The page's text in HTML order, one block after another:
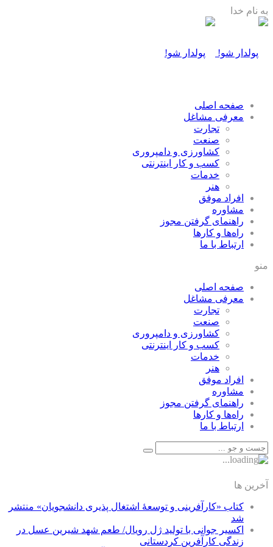
به نام خدا
صفحه اصلی
معرفی مشاغل
تجارت
صنعت
كشاورزی و دامپروری
كسب و كار اينترنتی
خدمات
هنر
افراد موفق
مشاوره
راهنمای گرفتن مجوز
راه‌ها و كارها
ارتباط با ما
منو
صفحه اصلی
معرفی مشاغل
تجارت
صنعت
كشاورزی و دامپروری
كسب و كار اينترنتی
خدمات
هنر
افراد موفق
مشاوره
راهنمای گرفتن مجوز
راه‌ها و كارها
ارتباط با ما
آخرین ها
کتاب «کارآفرینی و توسعۀ اشتغال پذیری دانشجویان» منتشر
شد
اکسیر جوانی با تولید ژل رویال/ طعم شهد شیرین عسل‌ در
زندگی کارآفرین کردستانی